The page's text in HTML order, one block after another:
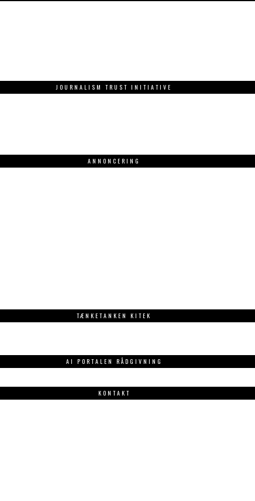
JOURNALISM TRUST INITIATIVE
ANNONCERING
TÆNKETANKEN KITEK
AI PORTALEN RÅDGIVNING
KONTAKT